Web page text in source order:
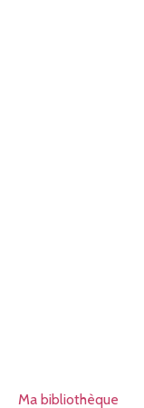
Ma bibliothèque